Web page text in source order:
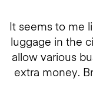
It seems to me
luggage in the
allow various
extra money.